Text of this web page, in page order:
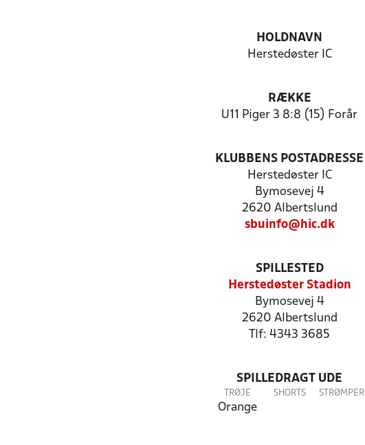
HOLDNAVN
Herstedøster IC
RÆKKE
U11 Piger 3 8:8 (15) Forår
KLUBBENS POSTADRESSE
Herstedøster IC
Bymosevej 4
2620 Albertslund
sbuinfo@hic.dk
SPILLESTED
Herstedøster Stadion
Bymosevej 4
2620 Albertslund
Tlf: 4343 3685
SPILLEDRAGT UDE
TRØJE
Orange
SHORTS STRØMPER